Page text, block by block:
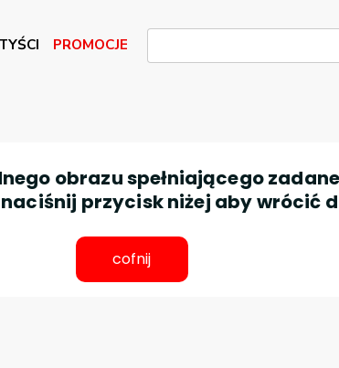
PROMOCJE
obrazu spełniającego
przycisk niżej aby wrócić
cofnij